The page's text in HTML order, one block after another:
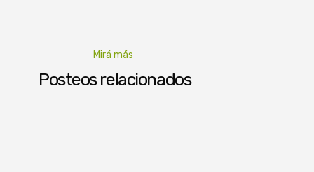
Mirá más
Posteos relacionados